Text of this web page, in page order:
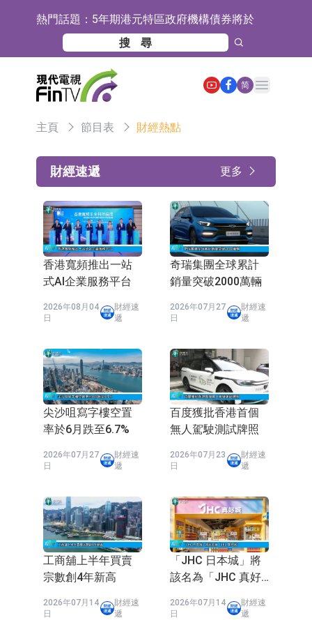
熱門話題： 5年期港元特區政府機構債券將於
2026年8月12日透過重開進行投標
1年期港元隔夜平均指數掛鉤債券將
於2026年8月12日進行投標
香港證監會就中國糖果前高管的失當
行為取得13年取消資格令
【異動股】港股跌幅榜前十，融信中
國(03301.HK)跌38.98%，德信服務集
團(02215.HK)跌35.71%
【異動股】港股漲幅榜前十，生物係
統工程股權(02902.HK)漲+218.75%，
敏捷控股(00186.HK)漲+82.50%
地緯智能：暫未開展對外的語料商業
化服務
嘉立創：公司主要提供EDA/CAM、
PCB、電子元器件等電子及機械產業
鏈一站式研發智造服務
工信部：鼓勵民爆企業依法依規實施
重組整合
工信部：到2030年形成3-5家具有較
強國際運營能力的大型民爆企業集團
因美納：首批由中國生產製造基地生
E2K、HBD系列產品已實現量產銷售
日韓股市收盤雙雙下挫
北京君正：預計後續仍將主要採用季
度調價的模式
【異動股】汽車整車板塊下挫，北汽
藍谷(600733.CN)跌6.38%
【異動股】港股漲幅榜前十，生物係
統工程股權(02902.HK)漲+231.25%，
中國智能健康(00348.HK)漲+133.33%
【異動股】鎢板塊拉升，中鎢高新
(000657.CN)漲7.24%
【異動股】昨日打二板以上表現板塊
拉升，欣天科技(300615.CN)漲
19.97%
【異動股】港股跌幅榜前十，天瑞汽
車内飾(06162.HK)跌18.00%，德信服
務集團(02215.HK)跌16.33%
和光智成完成天使輪數千萬融資
10年期港元特區政府機構債券將於
2026年8月12日透過重開進行投標
简
Open main menu
主頁 節目表 財經熱點
財經速遞 更多
香港寬頻推出一站
式AI企業服務平台
2026年08月04
日
財經速
遞
奇瑞集團全球累計
銷量突破2000萬輛
2026年07月27
日
財經速
遞
尖沙咀寫字樓空置
率於6月跌至6.7%
2026年07月27
日
財經速
遞
百度獲批香港首個
無人駕駛測試牌照
2026年07月23
日
財經速
遞
工商舖上半年買賣
宗數創4年新高
2026年07月14
日
財經速
遞
「JHC 日本城」將
該名為「JHC 真好
2026年07月14
日
財經速
遞